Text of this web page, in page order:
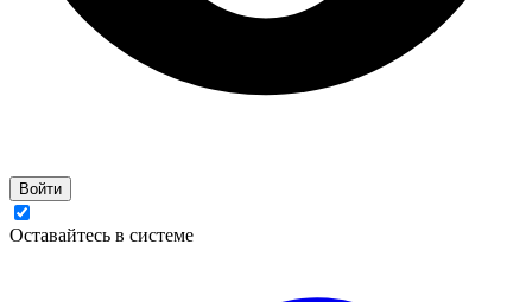
Войти
Оставайтесь в системе